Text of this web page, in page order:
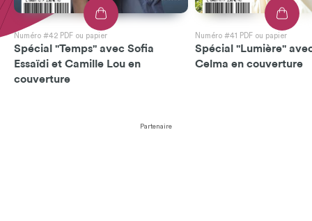
Numéro #42 PDF ou papier
Spécial "Temps" avec Sofia
Essaïdi et Camille Lou en
couverture
Numéro #41 PDF ou papier
Spécial "Lumière"
Celma en couverture
Partenaire